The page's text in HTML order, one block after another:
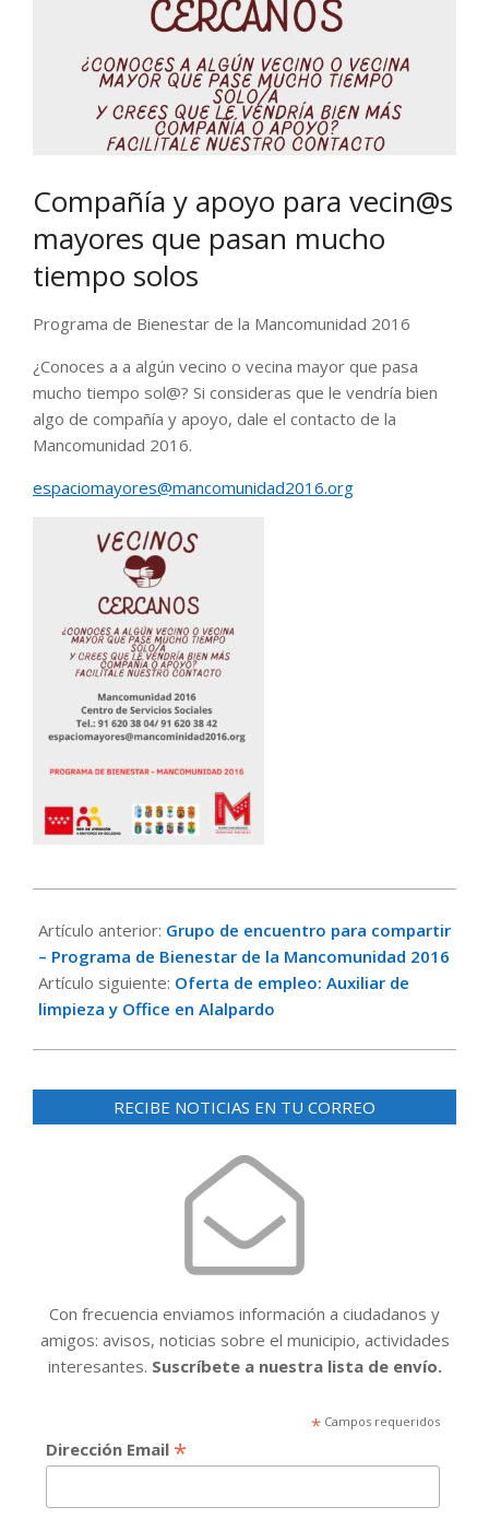
Compañía y apoyo para vecin@s
mayores que pasan mucho
tiempo solos
Programa de Bienestar de la Mancomunidad 2016
¿Conoces a a algún vecino o vecina mayor que pasa
mucho tiempo sol@? Si consideras que le vendría bien
algo de compañía y apoyo, dale el contacto de la
Mancomunidad 2016.
espaciomayores@mancomunidad2016.org
06-
24
Artículo anterior: Grupo de encuentro para compartir
– Programa de Bienestar de la Mancomunidad 2016
Artículo siguiente: Oferta de empleo: Auxiliar de
limpieza y Office en Alalpardo
RECIBE NOTICIAS EN TU CORREO
Con frecuencia enviamos información a ciudadanos y
amigos: avisos, noticias sobre el municipio, actividades
interesantes. Suscríbete a nuestra lista de envío.
*Campos requeridos
Dirección Email *